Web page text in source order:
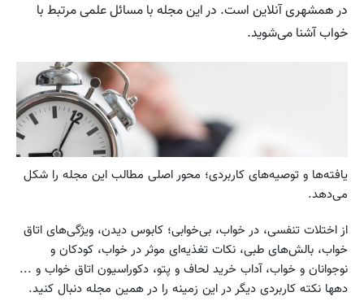
در همشهری آنلاین است. در این مجله با مسائل علمی مرتبط با
خواب آشنا می‌شوید.
یافته‌ها و توصیه‌های کاربردی؛ محور اصلی مطالب این مجله را شکل
می‌دهد.
از اختلات تنفسی، در خواب، بی‌خوابی؛ کابوس دیدن، ویژگی‌های اتاق
خواب، بالش‌های طبی، نکات تغذیه‌ای موثر در خواب، کودکان و
نوجوانان و خواب، آداب خرید لحاف و پتو، دکوراسیون اتاق خواب و ...
دهها نکته کاربردی دیگر در این زمینه را در همین مجله دنبال کنید.